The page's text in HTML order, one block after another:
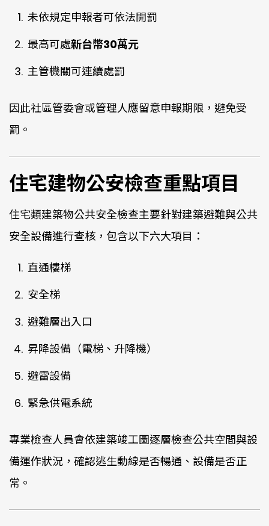
未依規定申報者可依法開罰
最高可處新台幣30萬元
主管機關可連續處罰
因此社區管委會或管理人應留意申報期限，避免受
罰。
住宅建物公安檢查重點項目
住宅類建築物公共安全檢查主要針對建築避難與公共
安全設備進行查核，包含以下六大項目：
直通樓梯
安全梯
避難層出入口
昇降設備（電梯、升降機）
避雷設備
緊急供電系統
專業檢查人員會依建築竣工圖逐層檢查公共空間與設
備運作狀況，確認逃生動線是否暢通、設備是否正
常。